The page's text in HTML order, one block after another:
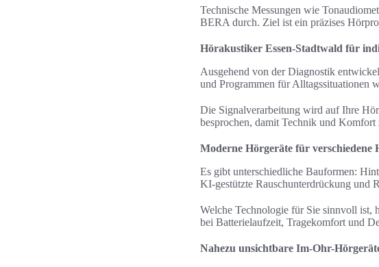
Technische Messungen wie
BERA durch. Ziel ist ein präzises
Hörakustiker Essen-Stadtwald für
Ausgehend von der Diagnostik
und Programmen für Alltagssituationen
Die Signalverarbeitung wird auf Ihre
besprochen, damit Technik und Komfort
Moderne Hörgeräte für verschiedene
Es gibt unterschiedliche Bauformen:
KI-gestützte Rauschunterdrückung und
Welche Technologie für Sie sinnvoll ist,
bei Batterielaufzeit, Tragekomfort und
Nahezu unsichtbare Im-Ohr-